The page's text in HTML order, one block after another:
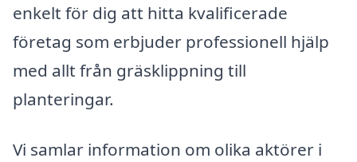
enkelt för dig att hitta kvalificerade
företag som erbjuder professionell hjälp
med allt från gräsklippning till
planteringar.
Vi samlar information om olika aktörer i